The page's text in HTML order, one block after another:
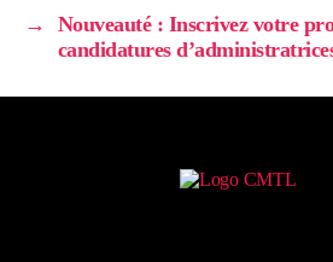
→
Nouveauté : Inscrivez votre
candidatures